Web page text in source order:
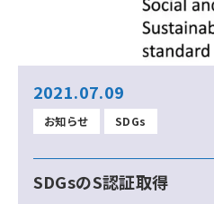
2021.07.09
お知らせ SDGs
SDGsのS認証取得